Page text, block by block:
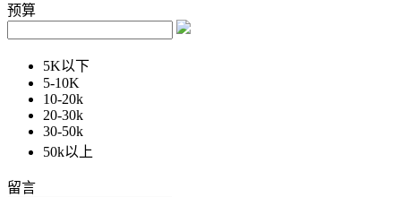
预算
5K以下
5-10K
10-20k
20-30k
30-50k
50k以上
留言